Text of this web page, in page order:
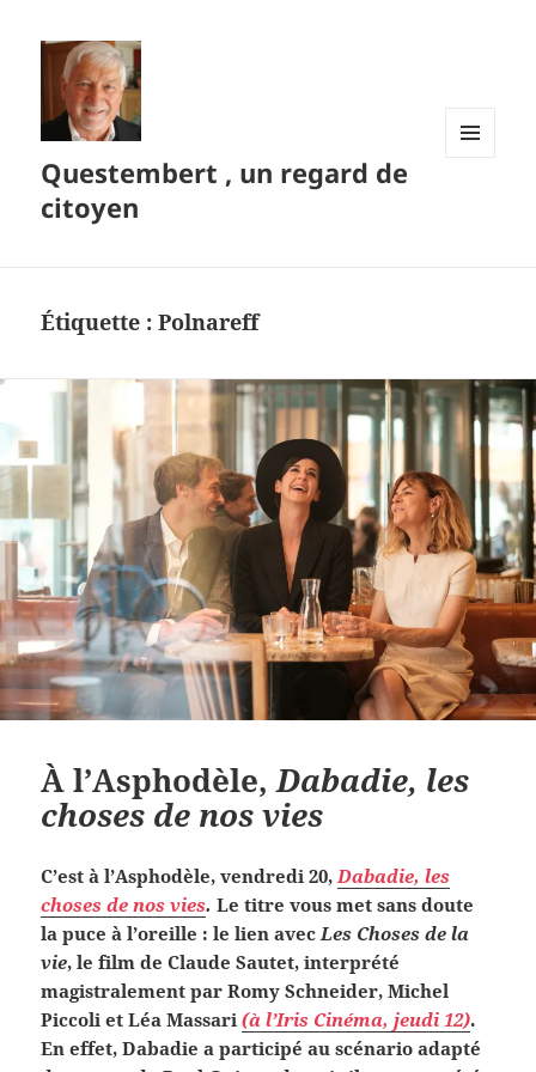
Questembert , un regard de
citoyen
Étiquette :Polnareff
À l’Asphodèle, Dabadie, les
choses de nos vies
C’est à l’Asphodèle, vendredi 20,Dabadie, les
choses de nos vies. Le titre vous met sans doute
la puce à l’oreille : le lien avecLes Choses de la
vie, le film de Claude Sautet, interprété
magistralement par Romy Schneider, Michel
Piccoli et Léa Massari(à l’Iris Cinéma, jeudi 12).
En effet, Dabadie a participé au scénario adapté